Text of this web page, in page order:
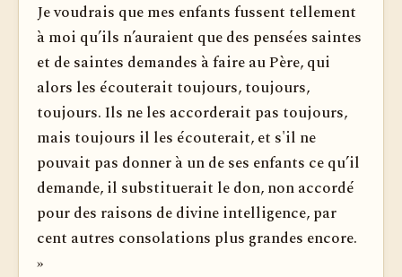
Je voudrais que mes enfants fussent tellement
à moi qu’ils n’auraient que des pensées saintes
et de saintes demandes à faire au Père, qui
alors les écouterait toujours, toujours,
toujours. Ils ne les accorderait pas toujours,
mais toujours il les écouterait, et s'il ne
pouvait pas donner à un de ses enfants ce qu’il
demande, il substituerait le don, non accordé
pour des raisons de divine intelligence, par
cent autres consolations plus grandes encore.
»